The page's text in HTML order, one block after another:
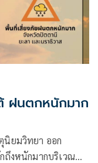
ฝนตกหนักมาก
ยมวิทยา ออก
ถึงหนักมากบริเวณ